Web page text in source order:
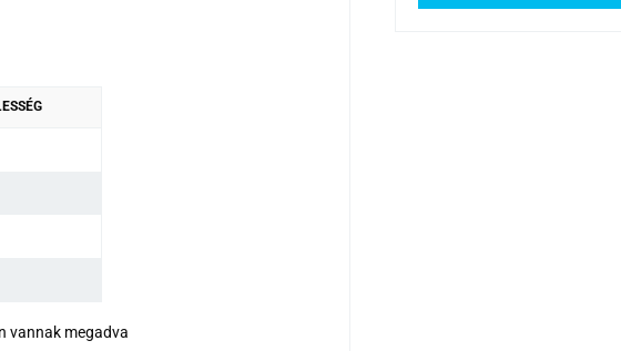
vannak megadva